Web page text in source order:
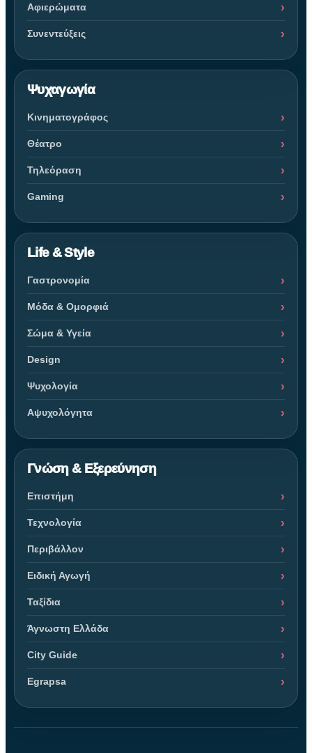
Αφιερώματα
Συνεντεύξεις
Ψυχαγωγία
Κινηματογράφος
Θέατρο
Τηλεόραση
Gaming
Life & Style
Γαστρονομία
Μόδα & Ομορφιά
Σώμα & Υγεία
Design
Ψυχολογία
Αψυχολόγητα
Γνώση & Εξερεύνηση
Επιστήμη
Τεχνολογία
Περιβάλλον
Ειδική Αγωγή
Ταξίδια
Άγνωστη Ελλάδα
City Guide
Egrapsa